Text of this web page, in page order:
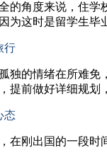
角度来说，住学校
为这时是留学生毕
行
的情绪在所难免，
提前做好详细规划
态
刚出国的一段时间